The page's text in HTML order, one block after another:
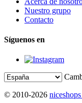
Nuestro grupo
Contacto
Síguenos en
© 2010-2026